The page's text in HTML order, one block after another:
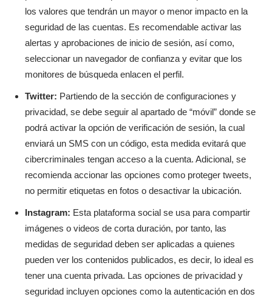
los valores que tendrán un mayor o menor impacto en la
seguridad de las cuentas. Es recomendable activar las
alertas y aprobaciones de inicio de sesión, así como,
seleccionar un navegador de confianza y evitar que los
monitores de búsqueda enlacen el perfil.
Twitter: Partiendo de la sección de configuraciones y
privacidad, se debe seguir al apartado de “móvil” donde se
podrá activar la opción de verificación de sesión, la cual
enviará un SMS con un código, esta medida evitará que
cibercriminales tengan acceso a la cuenta. Adicional, se
recomienda accionar las opciones como proteger tweets,
no permitir etiquetas en fotos o desactivar la ubicación.
Instagram: Esta plataforma social se usa para compartir
imágenes o videos de corta duración, por tanto, las
medidas de seguridad deben ser aplicadas a quienes
pueden ver los contenidos publicados, es decir, lo ideal es
tener una cuenta privada. Las opciones de privacidad y
seguridad incluyen opciones como la autenticación en dos